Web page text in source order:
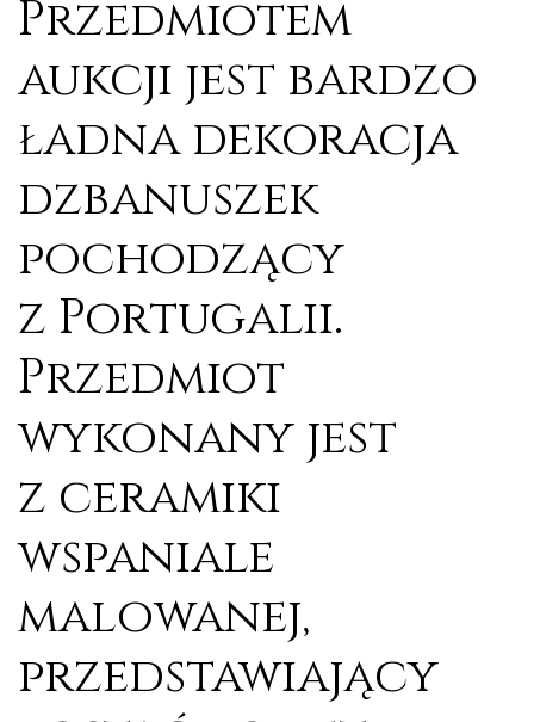
Przedmiotem
aukcji jest bardzo
ładna dekoracja
dzbanuszek
pochodzący
z Portugalii.
Przedmiot
wykonany jest
z ceramiki
wspaniale
malowanej,
przedstawiający